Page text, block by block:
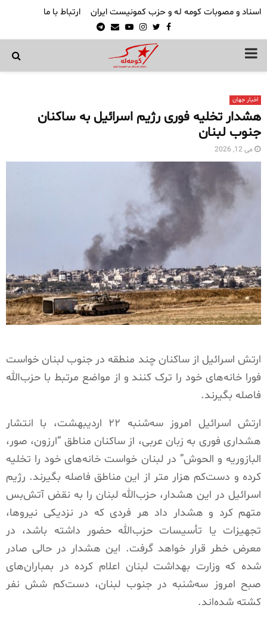
اسناد و مصوبات کومه له و حزب کمونیست ایران ارتباط با ما
Facebook
Twitter
Instagram
Youtube
Email
Telegram
PRIMARY
اخبار جهان
هشدار تخلیه فوری رژیم اسرائیل به ساکنان
جنوب لبنان
می 12, 2026
ارتش اسرائیل از ساکنان چند منطقه در جنوب لبنان خواست
فورا خانه‌های خود را ترک کنند و از مواضع مرتبط با حزب‌الله
فاصله بگیرند.
ارتش اسرائیل امروز سه‌شنبه ۲۲ اردیبهشت، با انتشار
هشداری فوری به زبان عربی، از ساکنان مناطق “ارزون، صور،
البازوریه و الحوش” در لبنان خواست خانه‌های خود را تخلیه
کرده و دست‌کم هزار متر از این مناطق فاصله بگیرند. رژیم
اسرائیل در این هشدار، حزب‌الله لبنان را به نقض آتش‌بس
متهم کرد و هشدار داد هر فردی که در نزدیکی نیروها،
تجهیزات یا تأسیسات حزب‌الله حضور داشته باشد، در
معرض خطر قرار خواهد گرفت. این هشدار در حالی صادر
شده که وزارت بهداشت لبنان اعلام کرده در بمباران‌های
صبح امروز سه‌شنبه در جنوب لبنان، دست‌کم شش نفر
کشته شده‌اند.